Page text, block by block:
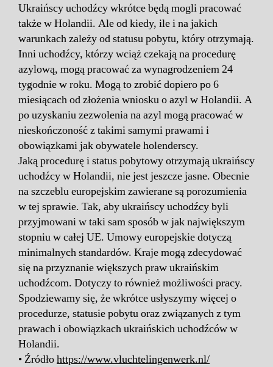
Ukraińscy uchodźcy wkrótce będą mogli pracować
także w Holandii. Ale od kiedy, ile i na jakich
warunkach zależy od statusu pobytu, który otrzymają.
Inni uchodźcy, którzy wciąż czekają na procedurę
azylową, mogą pracować za wynagrodzeniem 24
tygodnie w roku. Mogą to zrobić dopiero po 6
miesiącach od złożenia wniosku o azyl w Holandii. A
po uzyskaniu zezwolenia na azyl mogą pracować w
nieskończoność z takimi samymi prawami i
obowiązkami jak obywatele holenderscy.
Jaką procedurę i status pobytowy otrzymają ukraińscy
uchodźcy w Holandii, nie jest jeszcze jasne. Obecnie
na szczeblu europejskim zawierane są porozumienia
w tej sprawie. Tak, aby ukraińscy uchodźcy byli
przyjmowani w taki sam sposób w jak największym
stopniu w całej UE. Umowy europejskie dotyczą
minimalnych standardów. Kraje mogą zdecydować
się na przyznanie większych praw ukraińskim
uchodźcom. Dotyczy to również możliwości pracy.
Spodziewamy się, że wkrótce usłyszymy więcej o
procedurze, statusie pobytu oraz związanych z tym
prawach i obowiązkach ukraińskich uchodźców w
Holandii.
• Źródłohttps://www.vluchtelingenwerk.nl/